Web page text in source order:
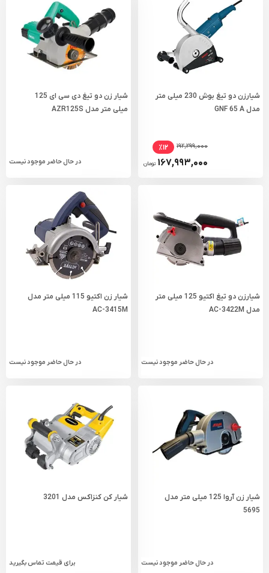
شیارزن دو تیغ بوش 230 میلی‌ متر
مدل GNF 65 A
۱۹۲,۲۹۹,۰۰۰ ٪۱۲
۱۶۷,۹۹۳,۰۰۰ تومان
شیار زن دو تیغ دی سی ای 125
میلی متر مدل AZR125S
در حال حاضر موجود نیست
شیارزن دو تیغ اکتیو 125 میلی متر
مدل AC-3422M
در حال حاضر موجود نیست
شیار زن اکتیو 115 میلی متر مدل
AC-3415M
در حال حاضر موجود نیست
شیار زن آروا 125 میلی متر مدل
5695
در حال حاضر موجود نیست
شیار کن کنزاکس مدل 3201
برای قیمت تماس بگیرید